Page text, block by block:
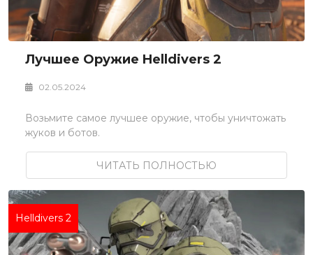
Лучшее Оружие Helldivers 2
02.05.2024
Возьмите самое лучшее оружие, чтобы уничтожать
жуков и ботов.
ЧИТАТЬ ПОЛНОСТЬЮ
Helldivers 2